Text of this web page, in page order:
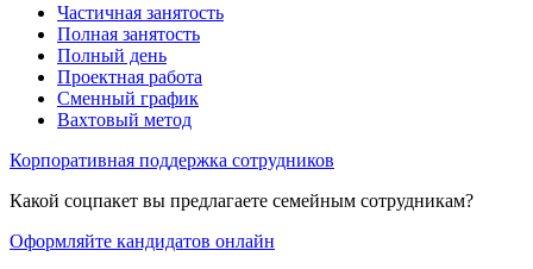
Частичная занятость
Полная занятость
Полный день
Проектная работа
Сменный график
Вахтовый метод
Корпоративная поддержка сотрудников
Какой соцпакет вы предлагаете семейным сотрудникам?
Оформляйте кандидатов онлайн